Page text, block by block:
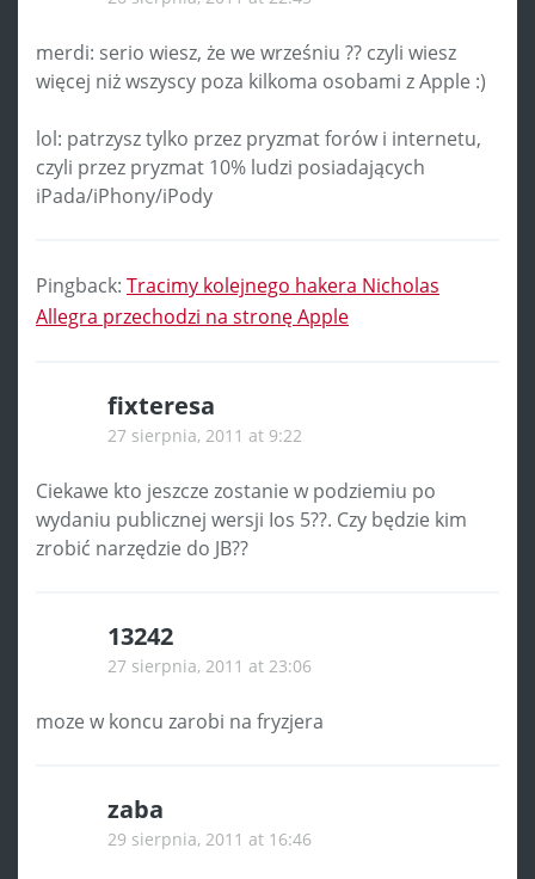
merdi: serio wiesz, że we wrześniu ?? czyli wiesz
więcej niż wszyscy poza kilkoma osobami z Apple :)
lol: patrzysz tylko przez pryzmat forów i internetu,
czyli przez pryzmat 10% ludzi posiadających
iPada/iPhony/iPody
Pingback: Tracimy kolejnego hakera Nicholas
Allegra przechodzi na stronę Apple
fixteresa
27 sierpnia, 2011 at 9:22
Ciekawe kto jeszcze zostanie w podziemiu po
wydaniu publicznej wersji Ios 5??. Czy będzie kim
zrobić narzędzie do JB??
13242
27 sierpnia, 2011 at 23:06
moze w koncu zarobi na fryzjera
zaba
29 sierpnia, 2011 at 16:46